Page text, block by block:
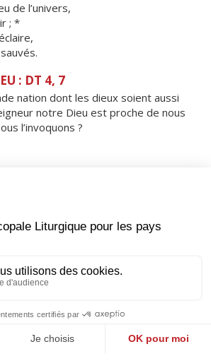
de l’univers,
; *
: DT 4, 7
nation dont les dieux soient aussi
notre Dieu est proche de nous
l’invoquons ?
sauve.
puissant, en qui rien n’est sombre
ta lumière à nos cœurs : en
léger. Par Jésus, le Christ, notre